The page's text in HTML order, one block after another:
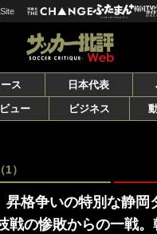
ス 日本代表
ュー ビジネス
（1）
昇格争いの特別な静岡
戦の惨敗からの一戦。